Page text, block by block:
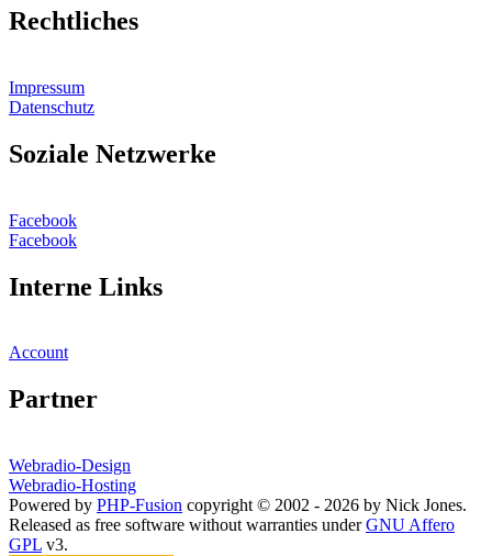
Rechtliches
Impressum
Datenschutz
Soziale Netzwerke
Facebook
Facebook
Interne Links
Account
Partner
Webradio-Design
Webradio-Hosting
Powered by PHP-Fusion copyright © 2002 - 2026 by Nick Jones.
Released as free software without warranties underGNU Affero
GPL v3.